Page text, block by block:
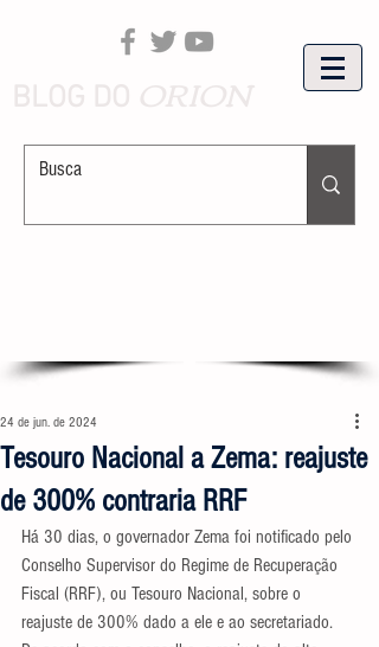
Tesouro Nacional a Zema: reajuste
de 300% contraria RRF
24 de jun. de 2024
Há 30 dias, o governador Zema foi notificado pelo
Conselho Supervisor do Regime de Recuperação
Fiscal (RRF), ou Tesouro Nacional, sobre o
reajuste de 300% dado a ele e ao secretariado.